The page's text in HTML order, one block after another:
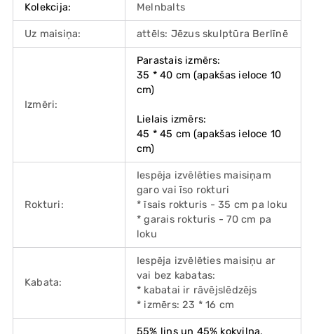
Kolekcija: Melnbalts
Uz maisiņa: attēls: Jēzus skulptūra Berlīnē
Izmēri:
Parastais izmērs:
35 * 40 cm (apakšas ieloce 10
cm)
Lielais izmērs:
45 * 45 cm (apakšas ieloce 10
cm)
Rokturi:
Iespēja izvēlēties maisiņam
garo vai īso rokturi
* īsais rokturis - 35 cm pa loku
* garais rokturis - 70 cm pa
loku
Kabata:
Iespēja izvēlēties maisiņu ar
vai bez kabatas:
* kabatai ir rāvējslēdzējs
* izmērs: 23 * 16 cm
55% lins un 45% kokvilna,